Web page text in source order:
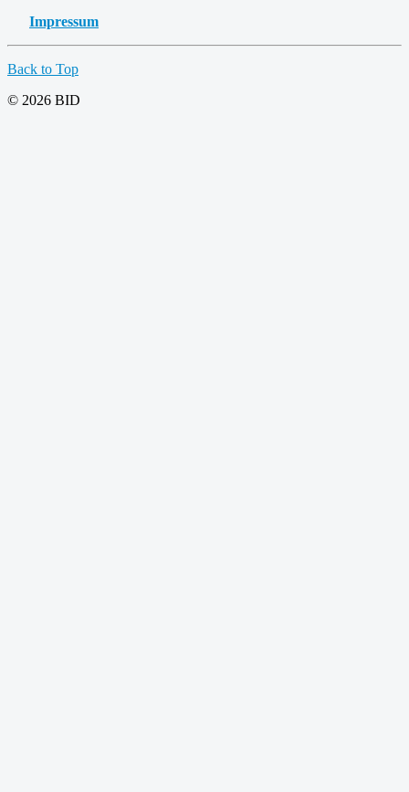
Impressum
Back to Top
© 2026 BID